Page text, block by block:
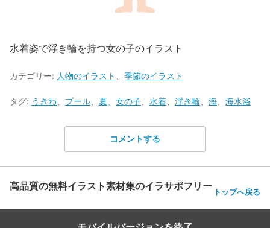
水着姿で浮き輪を持つ女の子のイラスト
カテゴリー: 人物のイラスト 季節のイラスト
タグ: うきわ プール 夏 女の子 水着 浮き輪 海 海水浴
コメントする
高品質の無料イラスト素材集のイラサポフリー トップへ戻る